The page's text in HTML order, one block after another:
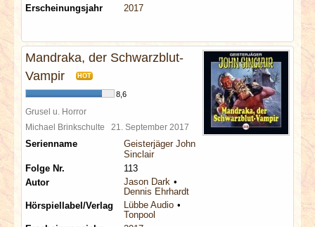
Erscheinungsjahr
2017
Mandraka, der Schwarzblut-
Vampir
HOT
8,6
Grusel u. Horror
Michael Brinkschulte 21. September 2017
Serienname
Geisterjäger John
Sinclair
Folge Nr.
113
Autor
Jason Dark
Dennis Ehrhardt
Hörspiellabel/Verlag
Lübbe Audio
Tonpool